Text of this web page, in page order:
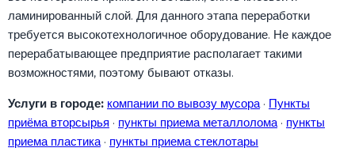
ламинированный слой. Для данного этапа переработки
требуется высокотехнологичное оборудование. Не каждое
перерабатывающее предприятие располагает такими
возможностями, поэтому бывают отказы.
Услуги в городе: компании по вывозу мусора · Пункты
приёма вторсырья · пункты приема металлолома · пункты
приема пластика · пункты приема стеклотары